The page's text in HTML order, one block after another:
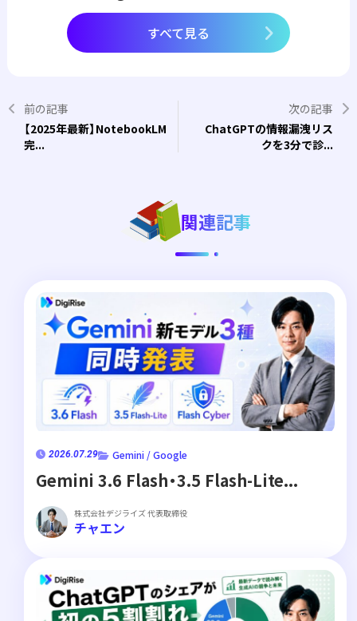
すべて見る
前の記事
【2025年最新】NotebookLM
完...
次の記事
ChatGPTの情報漏洩リス
クを3分で診...
関連記事
2026.07.29 Gemini / Google
Gemini 3.6 Flash・3.5 Flash-Lite...
株式会社デジライズ 代表取締役
チャエン